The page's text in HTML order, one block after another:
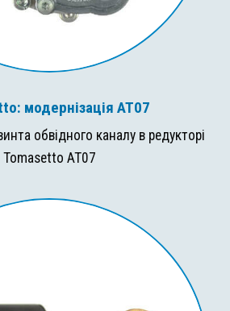
модернізація AT07
обвідного каналу в редукторі
Tomasetto AT07